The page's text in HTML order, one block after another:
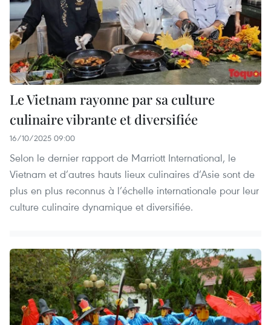
Le Vietnam rayonne par sa culture
culinaire vibrante et diversifiée
16/10/2025 09:00
Selon le dernier rapport de Marriott International, le
Vietnam et d’autres hauts lieux culinaires d’Asie sont de
plus en plus reconnus à l’échelle internationale pour leur
culture culinaire dynamique et diversifiée.